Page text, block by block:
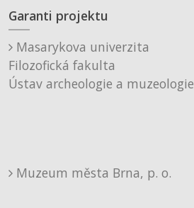
Garanti projektu
Masarykova univerzita
Filozofická fakulta
Ústav archeologie a muzeologie
Muzeum města Brna, p. o.